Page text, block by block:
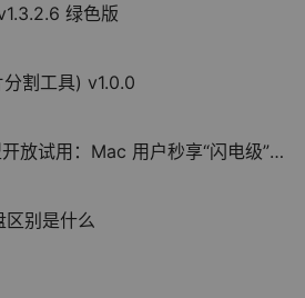
绿色版
割工具) v1.0.0
用户秒享“闪电级”视频字幕，生成速度较同类 AI 快 85 倍
区别是什么